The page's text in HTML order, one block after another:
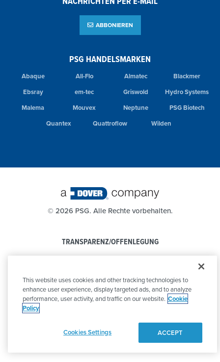
PSG HANDELSMARKEN
Abaque All-Flo Almatec
Blackmer
Ebsray
em-tec Griswold
Hydro Systems
Malema
Mouvex Neptune
PSG Biotech
Quantex
Quattroflow Wilden
ABBONIEREN
© 2026 PSG. Alle Rechte vorbehalten.
TRANSPARENZ/OFFENLEGUNG
VERHALTENSKODEX
This website uses cookies and other tracking technologies to
enhance user experience, display targeted ads, and to analyze
performance, user activity, and traffic on our website. Cookie
Policy
Cookies Settings ACCEPT